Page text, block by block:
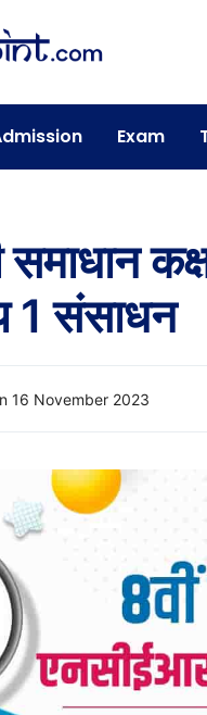
Exam
1 संसाधन
16 November 2023